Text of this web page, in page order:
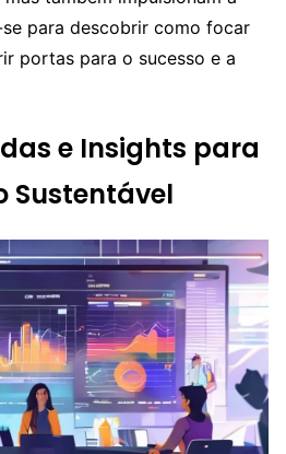
para descobrir como focar
portas para o sucesso e a
e Insights para
Sustentável